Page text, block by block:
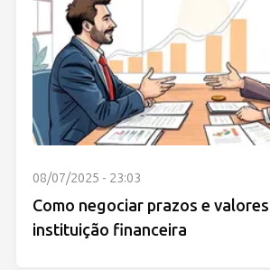
08/07/2025 - 23:03
Como negociar prazos e
instituição financeira